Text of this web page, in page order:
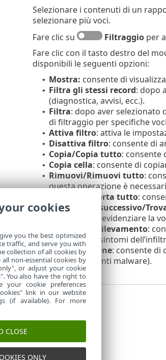
Selezionare i contenuti di un
selezionare più voci.
Fare clic su
Filtraggioper
Fare clic con il tasto destro del
disponibili le seguenti opzioni:
• Mostra: consente di
• Filtra gli stessi record: dopo
(diagnostica, avvisi, ecc.).
• Filtra: dopo aver selezionato
di filtraggio per specifiche
• Attiva filtro: attiva le
• Disattiva filtro: consente di
• Copia/Copia tutto: consente
• Copia cella: consente di
• Rimuovi/Rimuovi tutto:
questa operazione è
Esporta/Esporta tutto:
• Trova/Trova successivo/
filtraggio per evidenziare la
Descrizione rilevamento:
pericoli e sui sintomi
• Crea esclusione: consente di
per i rilevamenti malware).
cookies
you the best optimized
traffic, and serve you with
collection of all cookies by
all non-essential cookies by
or adjust your cookie
You also have the right to
cookie preferences
link in our website
(if available). For more
CLOSE
ONLY